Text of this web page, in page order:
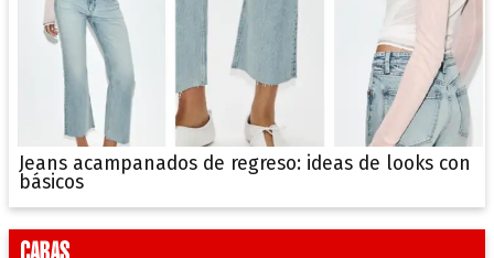
Jeans acampanados de regreso: ideas de looks con
básicos